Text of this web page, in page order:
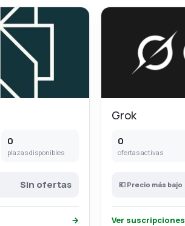
0
plazas disponibles
Sin ofertas
→
Grok
0
ofertas activas
💶 Precio más bajo
Ver suscripciones